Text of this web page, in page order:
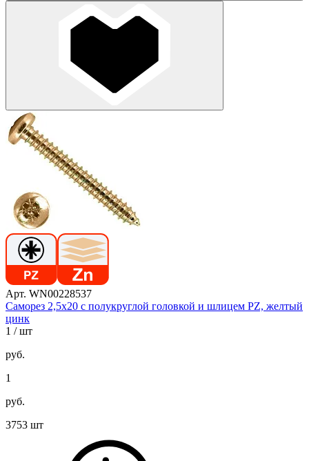
Арт. WN00228537
Саморез 2,5х20 с полукруглой головкой и шлицем PZ, желтый
цинк
1 / шт
руб.
1
руб.
3753 шт